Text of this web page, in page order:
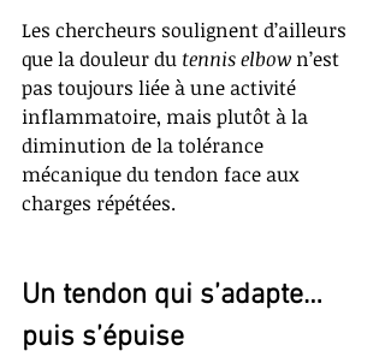
Les chercheurs soulignent d’ailleurs
que la douleur du tennis elbow n’est
pas toujours liée à une activité
inflammatoire, mais plutôt à la
diminution de la tolérance
mécanique du tendon face aux
charges répétées.
Un tendon qui s’adapte…
puis s’épuise